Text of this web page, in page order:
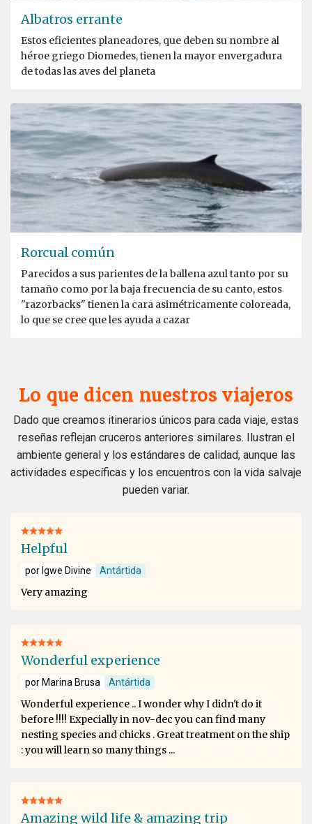
Albatros errante
Estos eficientes planeadores, que deben su nombre al
héroe griego Diomedes, tienen la mayor envergadura
de todas las aves del planeta
Rorcual común
Parecidos a sus parientes de la ballena azul tanto por su
tamaño como por la baja frecuencia de su canto, estos
"razorbacks" tienen la cara asimétricamente coloreada,
lo que se cree que les ayuda a cazar
Lo que dicen nuestros viajeros
Dado que creamos itinerarios únicos para cada viaje, estas
reseñas reflejan cruceros anteriores similares. Ilustran el
ambiente general y los estándares de calidad, aunque las
actividades específicas y los encuentros con la vida salvaje
pueden variar.
Helpful
por Igwe Divine Antártida
Very amazing
Wonderful experience
por Marina Brusa Antártida
Wonderful experience .. I wonder why I didn't do it
before !!!! Expecially in nov-dec you can find many
nesting species and chicks . Great treatment on the ship
: you will learn so many things ...
Amazing wild life & amazing trip